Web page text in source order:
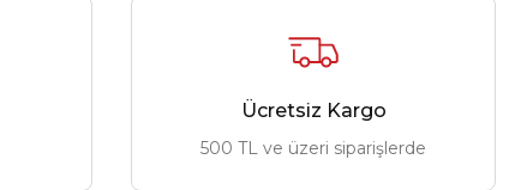
Ücretsiz Kargo
500 TL ve üzeri siparişlerde